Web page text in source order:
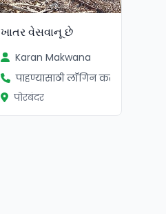
ખાતર વેસવાનૂ છે
Karan Makwana
पाहण्यासाठी लॉगिन करा
पोरबंदर